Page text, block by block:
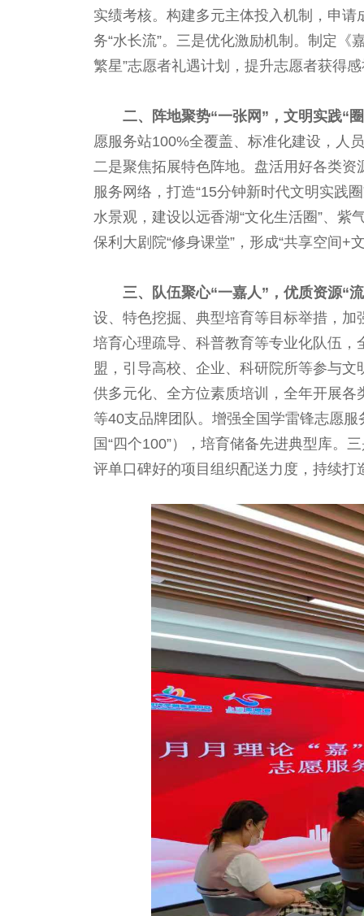
实绩考核。构建多元主体投入机制，申请
务“水长流”。三是优化激励机制。制定
繁星”志愿者礼遇计划，提升志愿者获得
二、阵地聚势“一张网”，文明实践“
愿服务站100%全覆盖、标准化建设，人
二是聚焦拓展特色阵地。盘活用好各类资
服务网络，打造“15分钟新时代文明实践
水景观，建设以远香湖“文化生活圈”、紫
保利大剧院“修身课堂”，形成“共享空间+
三、队伍聚心“一嘉人”，优质资源“
设、特色挖掘、典型培育等目标举措，
培育心理疏导、科普教育等专业化队伍，
盟，引导高校、企业、科研院所等参与文
供多元化、全方位素质培训，全年开展各
等40支品牌团队。增强全国学雷锋志愿
国“四个100”），培育储备先进典型库。
评单口碑好的项目组织配送力度，持续打